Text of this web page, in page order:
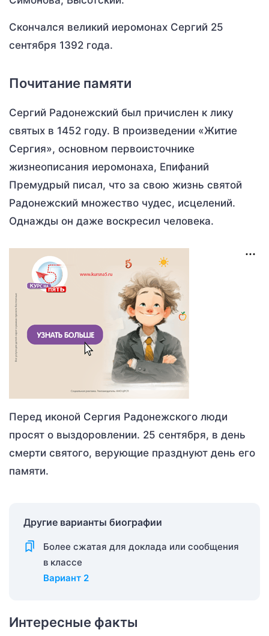
Скончался великий иеромонах Сергий 25
сентября 1392 года.
Почитание памяти
Сергий Радонежский был причислен к лику
святых в 1452 году. В произведении «Житие
Сергия», основном первоисточнике
жизнеописания иеромонаха, Епифаний
Премудрый писал, что за свою жизнь святой
Радонежский множество чудес, исцелений.
Однажды он даже воскресил человека.
Перед иконой Сергия Радонежского люди
просят о выздоровлении. 25 сентября, в день
смерти святого, верующие празднуют день его
памяти.
Другие варианты биографии
Более сжатая для доклада или сообщения
в классе
Вариант 2
Интересные факты